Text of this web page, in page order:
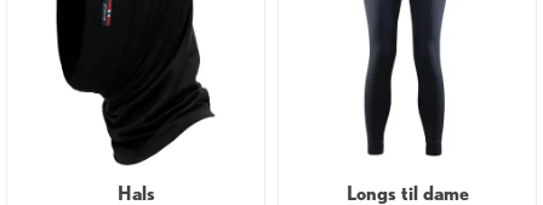
Hals Longs til dame